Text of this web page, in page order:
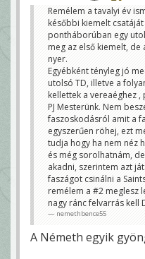
Remélem a tavalyi év
későbbi kiemelt
pontháborúban egy
meg az első kiemelt,
nyer.
Egyébként tényleg jó
utolsó TD, illetve a
kellettek a vereaéghez ,
PJ Mesterünk. Nem
faszoskodásról amit a
egyszerűen röhej, ezt
tudja hogy ha nem néz
és még sorolhatnám,
akadni, szerintem azt
faszágot csinálni a
remélem a #2 meglesz
nagy ránc felvarrás kell
nemethbence55
A Németh egyik